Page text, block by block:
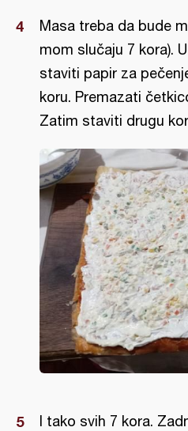
Masa treba da bude
mom slučaju 7 kora).
staviti papir za
koru. Premazati
Zatim staviti drugu
I tako svih 7 kora.